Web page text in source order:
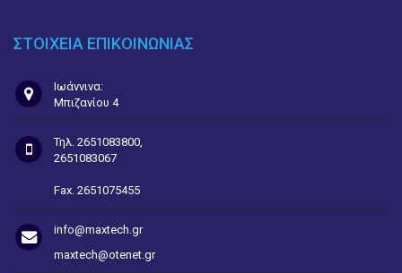
ΣΤΟΙΧΕΙΑ ΕΠΙΚΟΙΝΩΝΙΑΣ
Ιωάννινα:
Μπιζανίου 4
Τηλ. 2651083800,
2651083067
Fax. 2651075455
info@maxtech.gr
maxtech@otenet.gr